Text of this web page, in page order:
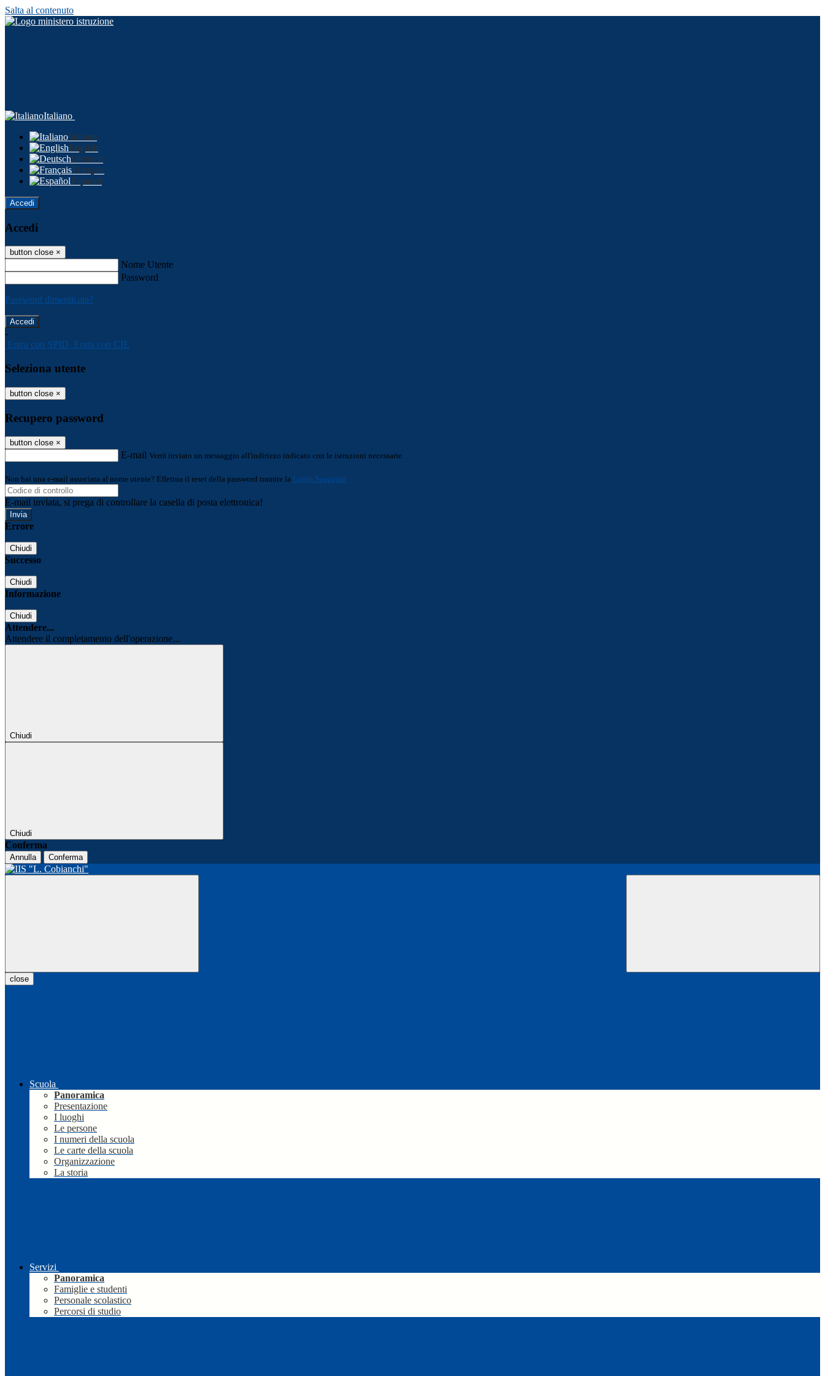
Salta al contenuto
Italiano
Italiano
English
Deutsch
Français
Español
Accedi
Accedi
button close ×
Nome Utente
Password
Password dimenticata?
-
Entra con SPID Entra con CIE
Seleziona utente
button close ×
Recupero password
button close ×
E-mail Verrà inviato un messaggio all'indirizzo indicato con le istruzioni necessarie.
Non hai una e-mail associata al nome utente? Effettua il reset della password tramite la Login Spaggiari
E-mail inviata, si prega di controllare la casella di posta elettronica!
Errore
Chiudi
Successo
Chiudi
Informazione
Chiudi
Attendere...
Attendere il completamento dell'operazione...
Chiudi
Chiudi
Conferma
Annulla Conferma
close
Scuola
Panoramica
Presentazione
I luoghi
Le persone
I numeri della scuola
Le carte della scuola
Organizzazione
La storia
Servizi
Panoramica
Famiglie e studenti
Personale scolastico
Percorsi di studio